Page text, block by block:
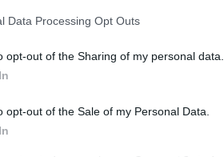
Data Processing Opt Outs
opt-out of the Sharing of my personal data.
opt-out of the Sale of my Personal Data.
nella sezioneLogindal menù